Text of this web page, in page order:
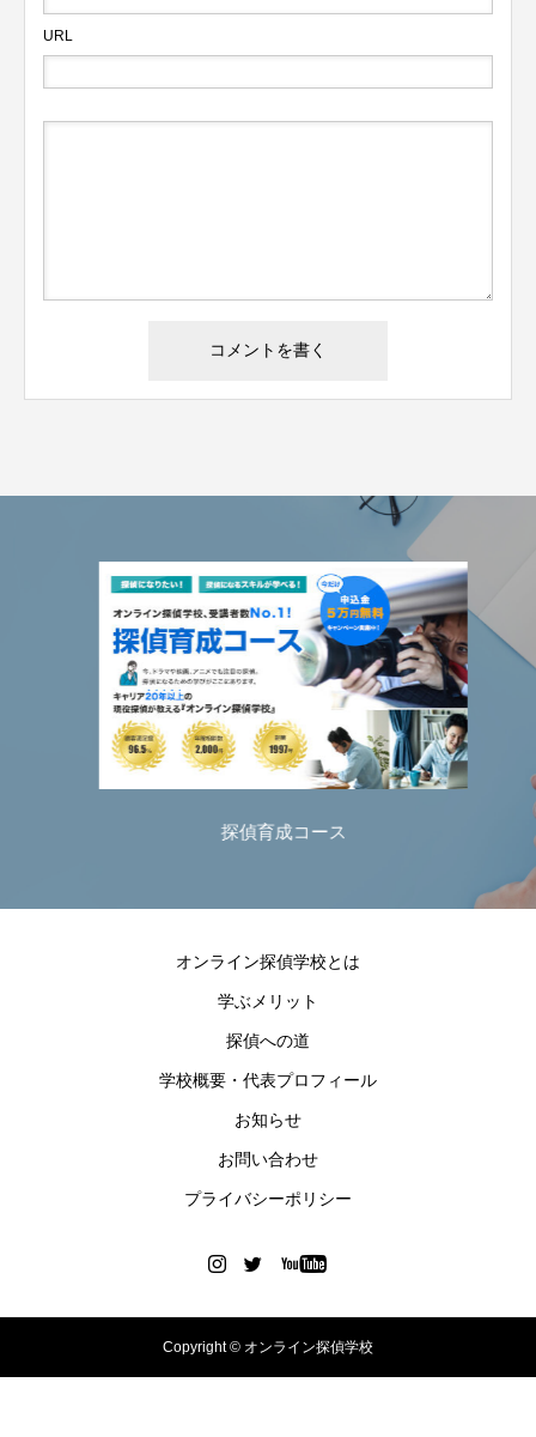
URL
探偵育成コース
オンライン探偵学校とは
学ぶメリット
探偵への道
学校概要・代表プロフィール
お知らせ
お問い合わせ
プライバシーポリシー
Copyright © オンライン探偵学校